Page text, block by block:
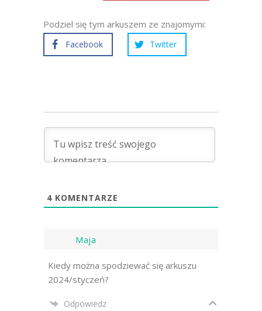
Podziel się tym arkuszem ze znajomymi:
Facebook Twitter
4 KOMENTARZE
Maja
Kiedy można spodziewać się arkuszu
2024/styczeń?
Odpowiedz